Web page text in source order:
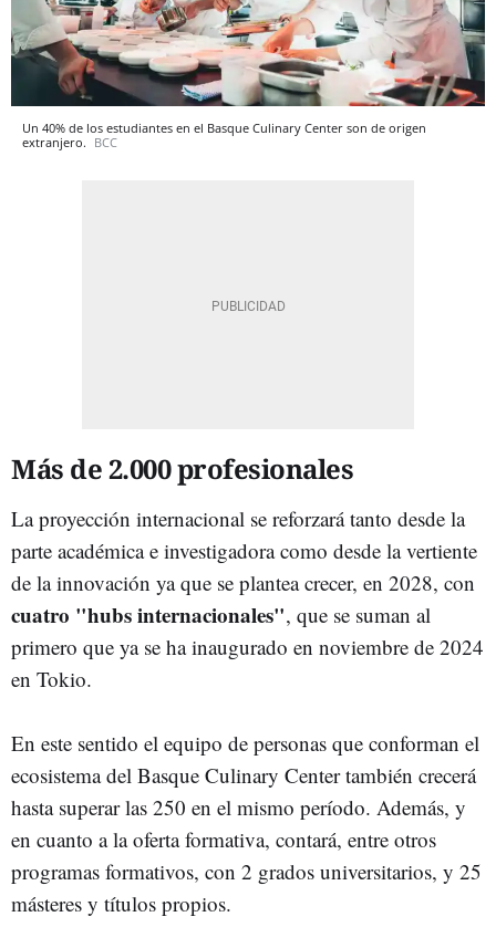
Un 40% de los estudiantes en el Basque Culinary Center son de origen
extranjero. BCC
Más de 2.000 profesionales
La proyección internacional se reforzará tanto desde la
parte académica e investigadora como desde la vertiente
de la innovación ya que se plantea crecer, en 2028, con
cuatro "hubs internacionales", que se suman al
primero que ya se ha inaugurado en noviembre de 2024
en Tokio.
En este sentido el equipo de personas que conforman el
ecosistema del Basque Culinary Center también crecerá
hasta superar las 250 en el mismo período. Además, y
en cuanto a la oferta formativa, contará, entre otros
programas formativos, con 2 grados universitarios, y 25
másteres y títulos propios.